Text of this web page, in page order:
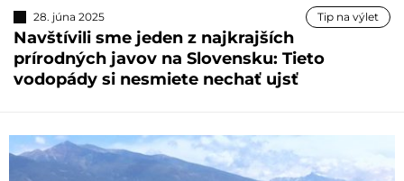
28. júna 2025 Tip na výlet
Navštívili sme jeden z najkrajších
prírodných javov na Slovensku: Tieto
vodopády si nesmiete nechať ujsť